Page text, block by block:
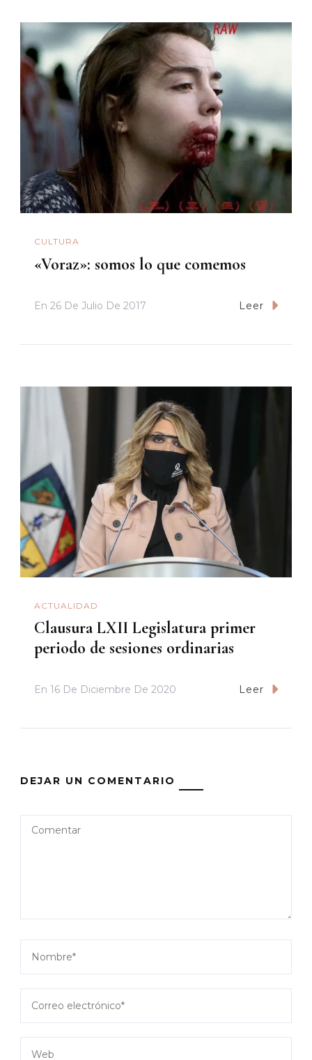
CULTURA
«Voraz»: somos lo que comemos
En 26 De Julio De 2017 Leer
ACTUALIDAD
Clausura LXII Legislatura primer
periodo de sesiones ordinarias
En 16 De Diciembre De 2020 Leer
DEJAR UN COMENTARIO